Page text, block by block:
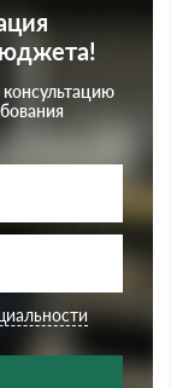
консультацию